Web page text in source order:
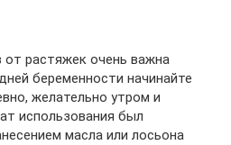
от растяжек очень важна
беременности начинайте
желательно утром и
использования был
масла или лосьона